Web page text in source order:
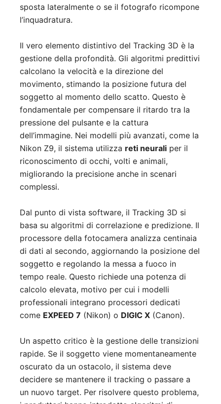
sposta lateralmente o se il fotografo ricompone
l’inquadratura.
Il vero elemento distintivo del Tracking 3D è la
gestione della profondità. Gli algoritmi predittivi
calcolano la velocità e la direzione del
movimento, stimando la posizione futura del
soggetto al momento dello scatto. Questo è
fondamentale per compensare il ritardo tra la
pressione del pulsante e la cattura
dell’immagine. Nei modelli più avanzati, come la
Nikon Z9, il sistema utilizza reti neurali per il
riconoscimento di occhi, volti e animali,
migliorando la precisione anche in scenari
complessi.
Dal punto di vista software, il Tracking 3D si
basa su algoritmi di correlazione e predizione. Il
processore della fotocamera analizza centinaia
di dati al secondo, aggiornando la posizione del
soggetto e regolando la messa a fuoco in
tempo reale. Questo richiede una potenza di
calcolo elevata, motivo per cui i modelli
professionali integrano processori dedicati
come EXPEED 7 (Nikon) o DIGIC X (Canon).
Un aspetto critico è la gestione delle transizioni
rapide. Se il soggetto viene momentaneamente
oscurato da un ostacolo, il sistema deve
decidere se mantenere il tracking o passare a
un nuovo target. Per risolvere questo problema,